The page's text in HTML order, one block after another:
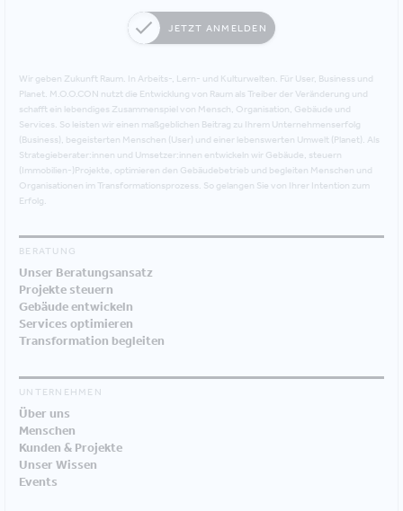
JETZT ANMELDEN
Wir geben Zukunft Raum. In Arbeits-, Lern- und Kulturwelten. Für User, Business und
Planet. M.O.O.CON nutzt die Entwicklung von Raum als Treiber der Veränderung und
schafft ein lebendiges Zusammenspiel von Mensch, Organisation, Gebäude und
Services. So leisten wir einen maßgeblichen Beitrag zu Ihrem Unternehmenserfolg
(Business), begeisterten Menschen (User) und einer lebenswerten Umwelt (Planet). Als
Strategieberater:innen und Umsetzer:innen entwickeln wir Gebäude, steuern
(Immobilien-)Projekte, optimieren den Gebäudebetrieb und begleiten Menschen und
Organisationen im Transformationsprozess. So gelangen Sie von Ihrer Intention zum
Erfolg.
BERATUNG
Unser Beratungsansatz
Projekte steuern
Gebäude entwickeln
Services optimieren
Transformation begleiten
UNTERNEHMEN
Über uns
Menschen
Kunden & Projekte
Unser Wissen
Events